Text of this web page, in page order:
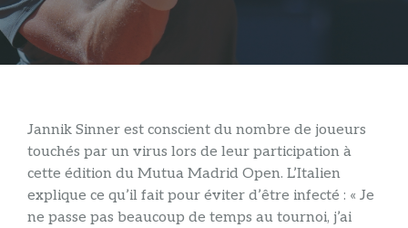
Jannik Sinner est conscient du nombre de joueurs
touchés par un virus lors de leur participation à
cette édition du Mutua Madrid Open. L’Italien
explique ce qu’il fait pour éviter d’être infecté : « Je
ne passe pas beaucoup de temps au tournoi, j’ai